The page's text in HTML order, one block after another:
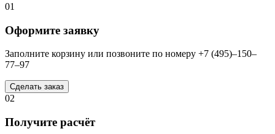
01
Оформите заявку
Заполните корзину или позвоните по номеру +7 (495)–150–
77–97
Сделать заказ
02
Получите расчёт